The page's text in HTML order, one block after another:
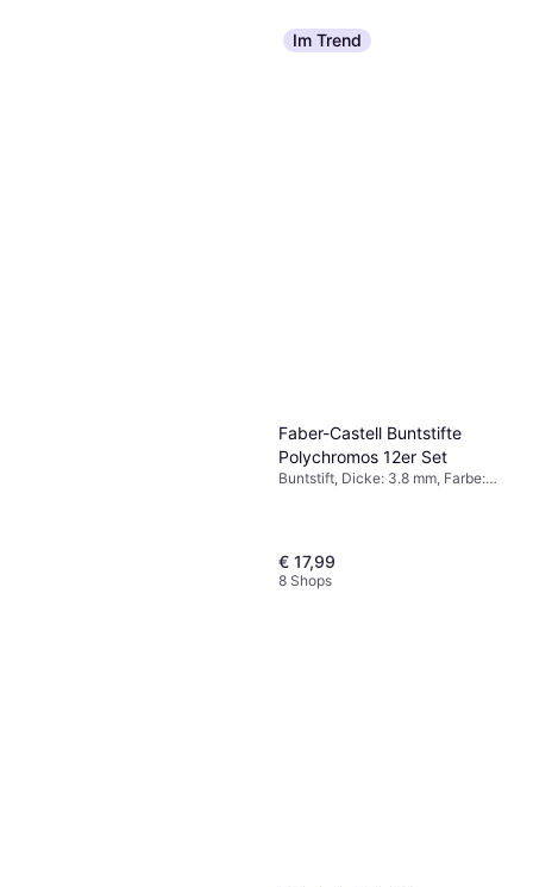
Im Trend
Faber-Castell Buntstifte
Polychromos 12er Set
Buntstift, Dicke: 3.8 mm, Farbe:
€ 17,99
8 Shops